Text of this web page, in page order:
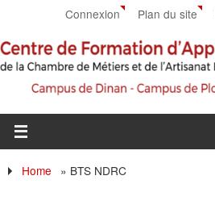
Connexion Plan du site
Home » BTS NDRC